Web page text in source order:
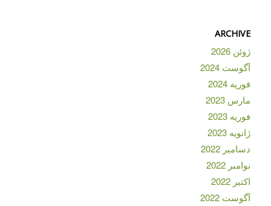
ARCHIVE
ژوئن 2026
آگوست 2024
فوریه 2024
مارس 2023
فوریه 2023
ژانویه 2023
دسامبر 2022
نوامبر 2022
اکتبر 2022
آگوست 2022